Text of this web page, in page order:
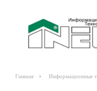
Главная Информационные